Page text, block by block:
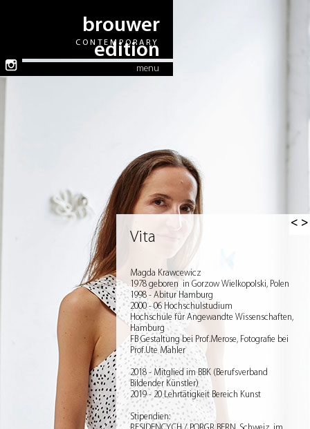
menu
CONTEMPORARY
brouwer
edition
Vita
Magda Krawcewicz
1978 geboren in Gorzow Wielkopolski, Polen
1998 - Abitur Hamburg
2000 - 06 Hochschulstudium
Hochschule für Angewandte Wissenschaften,
Hamburg
FB Gestaltung bei Prof.Merose, Fotografie bei
Prof.Ute Mahler
2018 - Mitglied im BBK (Berufsverband
Bildender Künstler)
2019 - 20 Lehrtätigkeit Bereich Kunst
Stipendien:
< >